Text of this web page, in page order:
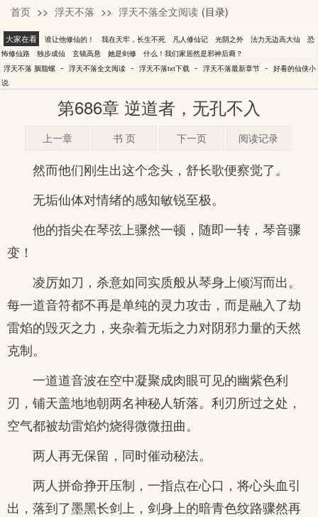
胭脂螺
首页 >> 浮天不落 >> 浮天不落全文阅读 (目录)
大家在看 谁让他修仙的！ 我在天牢，长生不死 凡人修仙记 光阴之外 法力无边高大仙
恐
怖修仙路
独步成仙 玄镜高悬 她是剑修
什么！我们家居然是邪神后裔？
浮天不落 胭脂螺 - 浮天不落全文阅读 - 浮天不落txt下载 - 浮天不落最新章节 - 好看的仙侠小
说
第686章 逆道者，无孔不入
上一章 书 页 下一页 阅读记录
然而他们刚生出这个念头，舒长歌便察觉了。
无垢仙体对情绪的感知敏锐至极。
他的指尖在琴弦上骤然一顿，随即一转，琴音骤
变！
凌厉如刀，杀意如同实质般从琴身上倾泻而出。
每一道音符都不再是单纯的灵力攻击，而是融入了劫
雷焰的毁灭之力，夹杂着无垢之力对阴邪力量的天然
克制。
一道道音波在空中凝聚成肉眼可见的幽紫色利
刃，铺天盖地地朝两名神秘人斩落。利刃所过之处，
空气都被劫雷焰灼烧得微微扭曲。
两人再无保留，同时催动秘法。
两人拼命挣开压制，一指点在心口，将心头血引
出，落到了墨黑长剑上，剑身上的暗青色纹路骤然再